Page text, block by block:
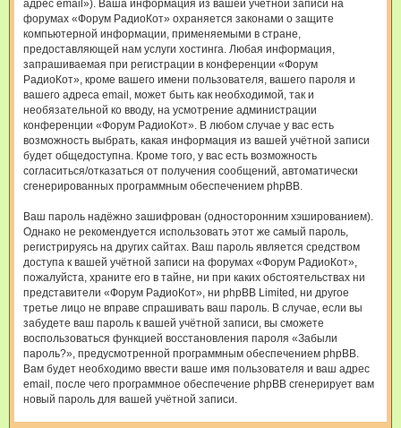
адрес email»). Ваша информация из вашей учётной записи на
форумах «Форум РадиоКот» охраняется законами о защите
компьютерной информации, применяемыми в стране,
предоставляющей нам услуги хостинга. Любая информация,
запрашиваемая при регистрации в конференции «Форум
РадиоКот», кроме вашего имени пользователя, вашего пароля и
вашего адреса email, может быть как необходимой, так и
необязательной ко вводу, на усмотрение администрации
конференции «Форум РадиоКот». В любом случае у вас есть
возможность выбрать, какая информация из вашей учётной записи
будет общедоступна. Кроме того, у вас есть возможность
согласиться/отказаться от получения сообщений, автоматически
сгенерированных программным обеспечением phpBB.
Ваш пароль надёжно зашифрован (односторонним хэшированием).
Однако не рекомендуется использовать этот же самый пароль,
регистрируясь на других сайтах. Ваш пароль является средством
доступа к вашей учётной записи на форумах «Форум РадиоКот»,
пожалуйста, храните его в тайне, ни при каких обстоятельствах ни
представители «Форум РадиоКот», ни phpBB Limited, ни другое
третье лицо не вправе спрашивать ваш пароль. В случае, если вы
забудете ваш пароль к вашей учётной записи, вы сможете
воспользоваться функцией восстановления пароля «Забыли
пароль?», предусмотренной программным обеспечением phpBB.
Вам будет необходимо ввести ваше имя пользователя и ваш адрес
email, после чего программное обеспечение phpBB сгенерирует вам
новый пароль для вашей учётной записи.